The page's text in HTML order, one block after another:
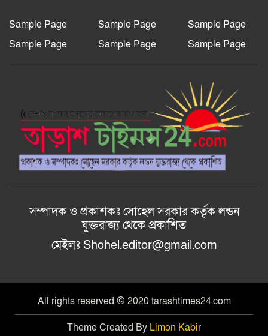
করেছে ভ্রাম্যমাণ আদালত।
ঈদ-এ-মিলাদুন্নবী (স:) উদযাপন উপলক্ষে
দক্ষিনের প্রস্তুতি সভা অনুষ্ঠিত।
বাকেরগঞ্জে ইউএনওর বিতর্কিত কর্মকাণ্ডে
নাগরিক সেবা ব্যাহত
নাগরিক সেবা ব্যাহত
Sample Page Sample Page
Sample Page
Sample Page
Sample Page Sample Page
সম্পাদক ও প্রকাশকঃ সোহেল সরকার কর্তৃক লন্ডন
যুক্তরাজ্য থেকে প্রকাশিত
মেইলঃ Shohel.editor@gmail.com
All rights reserved © 2020 tarashtimes24.com
Theme Created By Limon Kabir